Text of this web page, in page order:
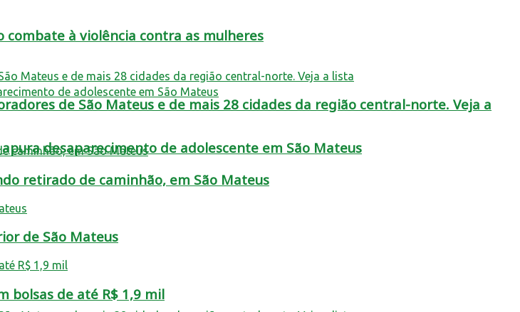
combate à violência contra as mulheres
desaparecimento de adolescente em São Mateus
de São Mateus e de mais 28 cidades da região central-norte. Veja a
retirado de caminhão, em São Mateus
de São Mateus
bolsas de até R$ 1,9 mil